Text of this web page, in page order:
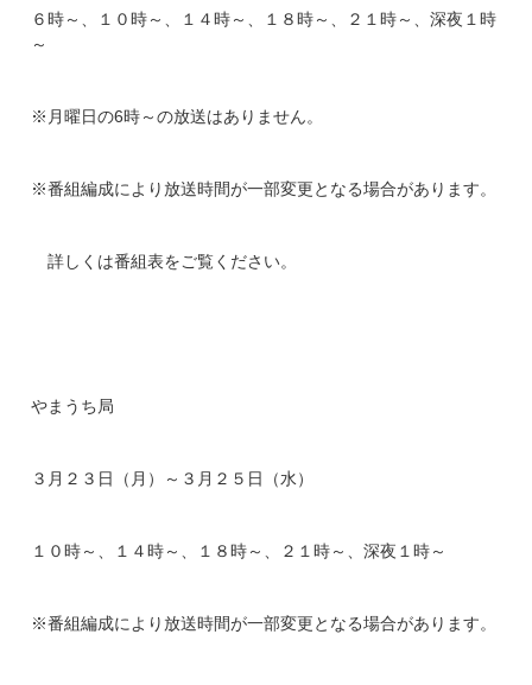
６時～、１０時～、１４時～、１８時～、２１時～、深夜１時
～
※月曜日の6時～の放送はありません。
※番組編成により放送時間が一部変更となる場合があります。
詳しくは番組表をご覧ください。
やまうち局
３月２３日（月）～３月２５日（水）
１０時～、１４時～、１８時～、２１時～、深夜１時～
※番組編成により放送時間が一部変更となる場合があります。